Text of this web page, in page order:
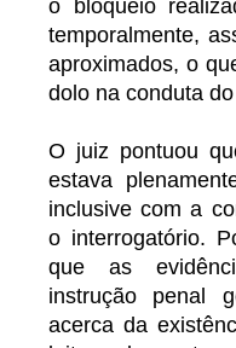
o bloqueio
temporalmente,
aproximados, o
dolo na conduta
O juiz pontuou
estava
inclusive com a
o interrogatório.
que as
instrução penal
acerca da